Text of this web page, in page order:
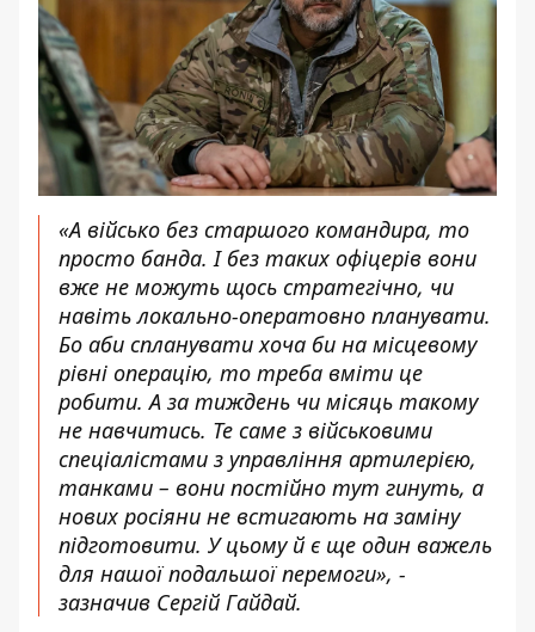
«А військо без старшого командира, то
просто банда. І без таких офіцерів вони
вже не можуть щось стратегічно, чи
навіть локально-оператовно планувати.
Бо аби спланувати хоча би на місцевому
рівні операцію, то треба вміти це
робити. А за тиждень чи місяць такому
не навчитись. Те саме з військовими
спеціалістами з управління артилерією,
танками – вони постійно тут гинуть, а
нових росіяни не встигають на заміну
підготовити. У цьому й є ще один важель
для нашої подальшої перемоги», -
зазначив Сергій Гайдай.